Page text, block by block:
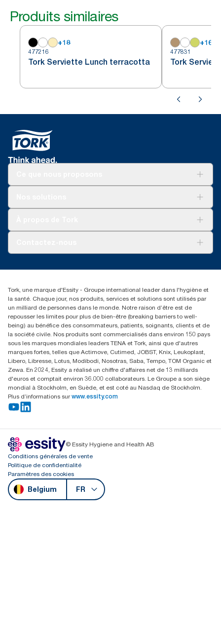
Produits similaires
+18
477216
Tork Serviette Lunch terracotta
+16
477831
Tork
Réclamation pour distributeurs
02 766 05 30
Essity Belgium NV
Berkenlaan 8B
1831 MACHELEN
Tork, une marque d'Essity - Groupe international leader dans l'hygiène et
la santé. Chaque jour, nos produits, services et solutions sont utilisés par
un milliard de personnes dans le monde. Notre raison d’être est de
repousser les limites pour plus de bien-être (breaking barriers to well-
being) au bénéfice des consommateurs, patients, soignants, clients et de
la société civile. Nos produits sont commercialisés dans environ 150 pays
sous les marques mondiales leaders TENA et Tork, ainsi que d'autres
marques fortes, telles que Actimove, Cutimed, JOBST, Knix, Leukoplast,
Libero, Libresse, Lotus, Modibodi, Nosotras, Saba, Tempo, TOM Organic et
Zewa. En 2024, Essity a réalisé un chiffre d'affaires net de 13 milliards
d'euros et comptait environ 36.000 collaborateurs. Le Groupe a son siège
mondial à Stockholm, en Suède, et est coté au Nasdaq de Stockholm.
Plus d’informations sur www.essity.com
© Essity Hygiene and Health AB
Conditions générales de vente
Politique de confidentialité
Paramètres des cookies
Belgium FR